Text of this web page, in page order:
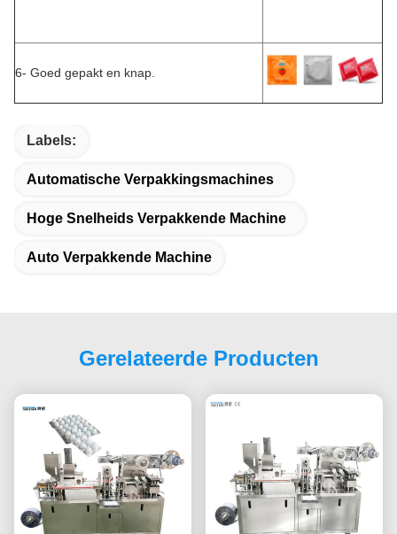
6- Goed gepakt en knap.
Labels:
Automatische Verpakkingsmachines
Hoge Snelheids Verpakkende Machine
Auto Verpakkende Machine
Gerelateerde Producten